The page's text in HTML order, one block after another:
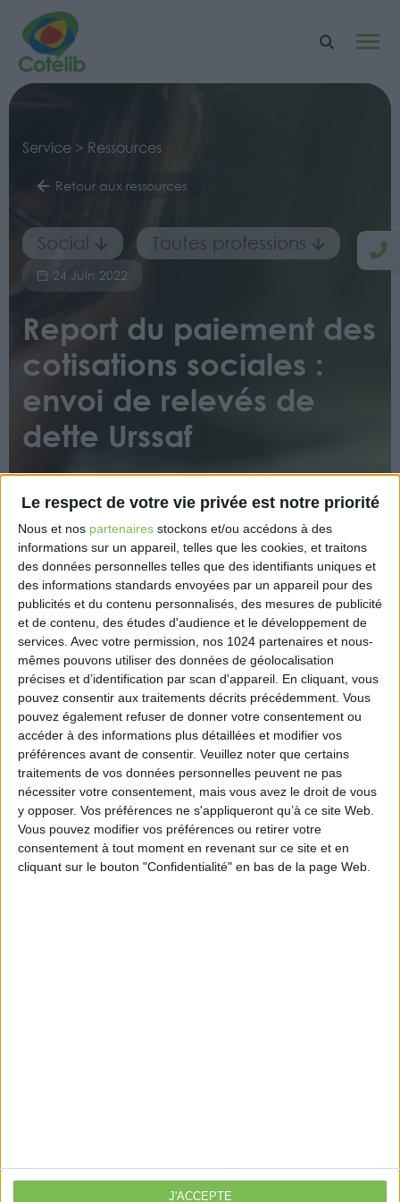
Le respect de votre vie privée est notre priorité
Nous et nos partenaires stockons et/ou accédons à des
informations sur un appareil, telles que les cookies, et traitons
des données personnelles telles que des identifiants uniques et
des informations standards envoyées par un appareil pour des
publicités et du contenu personnalisés, des mesures de publicité
et de contenu, des études d'audience et le développement de
services. Avec votre permission, nos 1024 partenaires et nous-
mêmes pouvons utiliser des données de géolocalisation
précises et d’identification par scan d'appareil. En cliquant, vous
pouvez consentir aux traitements décrits précédemment. Vous
pouvez également refuser de donner votre consentement ou
accéder à des informations plus détaillées et modifier vos
préférences avant de consentir. Veuillez noter que certains
traitements de vos données personnelles peuvent ne pas
nécessiter votre consentement, mais vous avez le droit de vous
y opposer. Vos préférences ne s'appliqueront qu’à ce site Web.
Vous pouvez modifier vos préférences ou retirer votre
consentement à tout moment en revenant sur ce site et en
cliquant sur le bouton "Confidentialité" en bas de la page Web.
J'ACCEPTE
Service > Ressources
Retour aux ressources
Social Toutes professions
24 Juin 2022
Report du paiement des
cotisations sociales :
envoi de relevés de
dette Urssaf
Pendant la crise sanitaire, l’Urssaf a mis en place des
mesures d’accompagnement auprès des
entreprises, en permettant le report du paiement des
cotisations sociales et en facilitant l’octroi de délais
de paiement. Ces mesures ont désormais pris fin.
Les employeurs débiteurs qui ne bénéficient pas de
délai de paiement et qui ont des dettes auprès de
l’Urssaf vont recevoir prochainement un relevé de
dette accompagné d’une fiche pratique.
https://www.urssaf.fr/portail/home/actualites/toute-
lactualite-employeur/envoi-de-releves-de-dette-
urssaf.html